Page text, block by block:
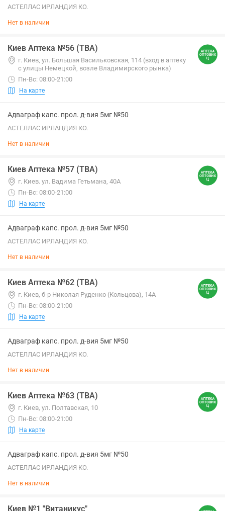
АСТЕЛЛАС ИРЛАНДИЯ КО.
Нет в наличии
Киев Аптека №56 (ТВА)
г. Киев, ул. Большая Васильковская, 114 (вход в аптеку
с улицы Немецкой, возле Владимирского рынка)
Пн-Вс: 08:00-21:00
На карте
Адваграф капс. прол. д-вия 5мг №50
АСТЕЛЛАС ИРЛАНДИЯ КО.
Нет в наличии
Киев Аптека №57 (ТВА)
г. Киев. ул. Вадима Гетьмана, 40А
Пн-Вс: 08:00-21:00
На карте
Адваграф капс. прол. д-вия 5мг №50
АСТЕЛЛАС ИРЛАНДИЯ КО.
Нет в наличии
Киев Аптека №62 (ТВА)
г. Киев, б-р Николая Руденко (Кольцова), 14А
Пн-Вс: 08:00-21:00
На карте
Адваграф капс. прол. д-вия 5мг №50
АСТЕЛЛАС ИРЛАНДИЯ КО.
Нет в наличии
Киев Аптека №63 (ТВА)
г. Киев, ул. Полтавская, 10
Пн-Вс: 08:00-21:00
На карте
Адваграф капс. прол. д-вия 5мг №50
АСТЕЛЛАС ИРЛАНДИЯ КО.
Нет в наличии
Киев №1 "Витаникус"